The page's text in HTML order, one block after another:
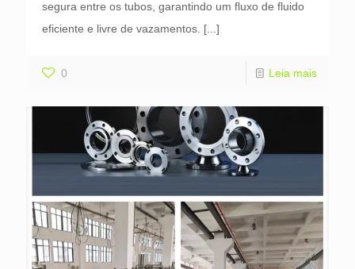
segura entre os tubos, garantindo um fluxo de fluido
eficiente e livre de vazamentos. [...]
0 Leia mais